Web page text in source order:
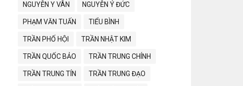
NGUYỄN Y VÂN NGUYỄN Ý ĐỨC
PHẠM VĂN TUẤN TIỂU BÌNH
TRẦN PHỐ HỘI TRẦN NHẬT KIM
TRẦN QUỐC BẢO TRẦN TRUNG CHÍNH
TRẦN TRUNG TÍN TRẦN TRUNG ĐẠO